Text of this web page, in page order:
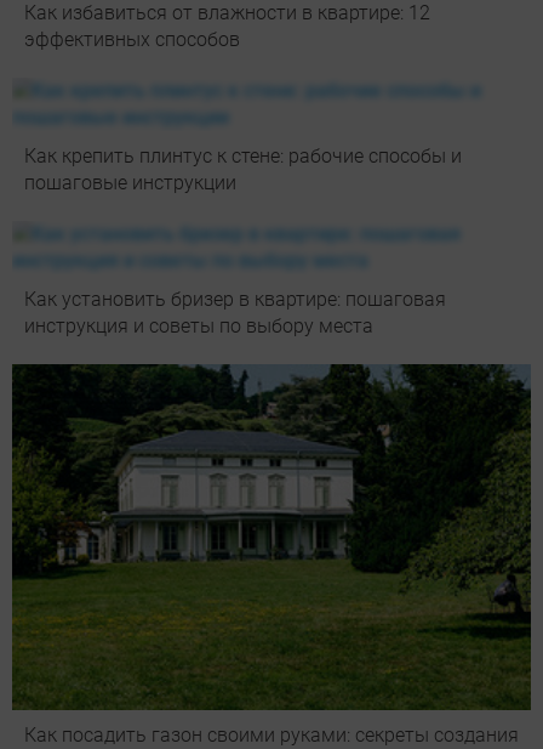
Как избавиться от влажности в квартире: 12
эффективных способов
Как крепить плинтус к стене: рабочие способы и
пошаговые инструкции
Как установить бризер в квартире: пошаговая
инструкция и советы по выбору места
Как посадить газон своими руками: секреты создания